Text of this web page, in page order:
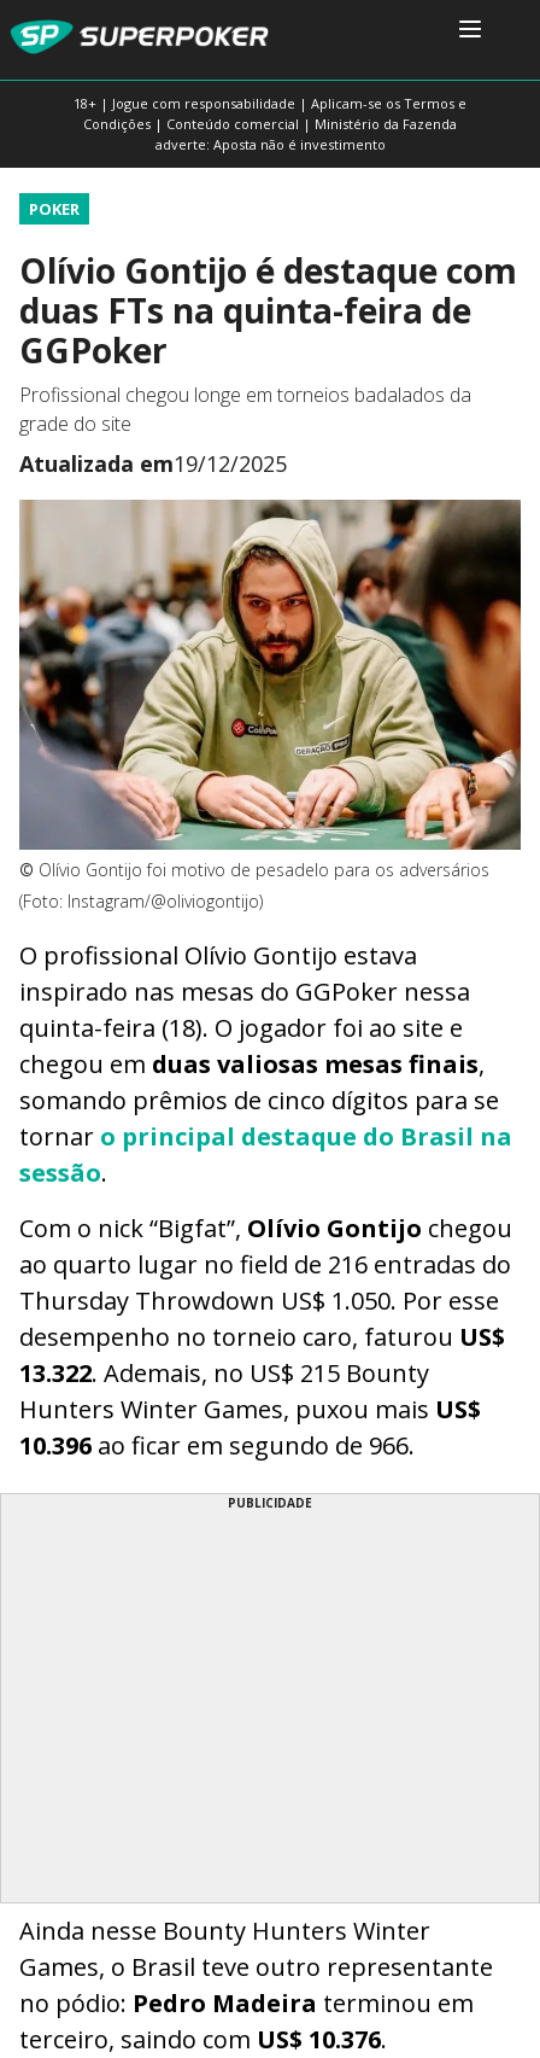
18+ | Jogue com responsabilidade | Aplicam-se os Termos e
Condições | Conteúdo comercial | Ministério da Fazenda
adverte: Aposta não é investimento
POKER
Olívio Gontijo é destaque com
duas FTs na quinta-feira de
GGPoker
Profissional chegou longe em torneios badalados da
grade do site
Atualizada em19/12/2025
© Olívio Gontijo foi motivo de pesadelo para os adversários
(Foto: Instagram/@oliviogontijo)
O profissional Olívio Gontijo estava
inspirado nas mesas do GGPoker nessa
quinta-feira (18). O jogador foi ao site e
chegou em duas valiosas mesas finais,
somando prêmios de cinco dígitos para se
tornar o principal destaque do Brasil na
sessão.
Com o nick “Bigfat”, Olívio Gontijo chegou
ao quarto lugar no field de 216 entradas do
Thursday Throwdown US$ 1.050. Por esse
desempenho no torneio caro, faturou US$
13.322. Ademais, no US$ 215 Bounty
Hunters Winter Games, puxou mais US$
10.396 ao ficar em segundo de 966.
PUBLICIDADE
Ainda nesse Bounty Hunters Winter
Games, o Brasil teve outro representante
no pódio: Pedro Madeira terminou em
terceiro, saindo com US$ 10.376.